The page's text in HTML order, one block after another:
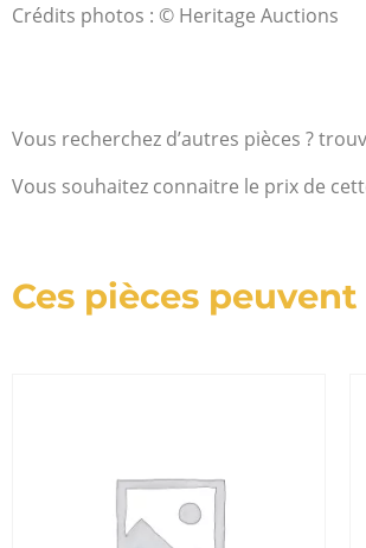
Crédits photos : © Heritage Auctions
Vous recherchez d’autres pièces ?
Vous souhaitez connaitre le prix de
Ces pièces